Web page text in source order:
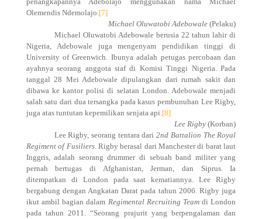
Olemendis Ndemolajo.[7]
Michael Oluwatobi Adebowale(Pelaku)
Michael Oluwatobi Adebowale berusia 22 tahun lahir di
Nigeria, Adebowale juga mengenyam pendidikan tinggi di
University of Greenwich. Ibunya adalah petugas percobaan dan
ayahnya seorang anggota staf di Komisi Tinggi Nigeria. Pada
tanggal 28 Mei Adebowale dipulangkan dari rumah sakit dan
dibawa ke kantor polisi di selatan London. Adebowale menjadi
salah satu dari dua tersangka pada kasus pembunuhan Lee Rigby,
juga atas tuntutan kepemilikan senjata api.[8]
Lee Rigby(Korban)
Lee Rigby, seorang tentara dari2nd Battalion The Royal
Regiment of Fusiliers. Rigby berasal dari Manchester di barat laut
Inggris, adalah seorang drummer di sebuah band militer yang
pernah bertugas di Afghanistan, Jerman, dan Siprus. Ia
ditempatkan di London pada saat kematiannya. Lee Rigby
bergabung dengan Angkatan Darat pada tahun 2006. Rigby juga
ikut ambil bagian dalam Regimental Recruiting Teamdi London
pada tahun 2011. “Seorang prajurit yang berpengalaman dan